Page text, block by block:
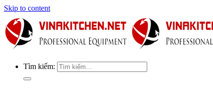
Skip to content
Tìm kiếm: